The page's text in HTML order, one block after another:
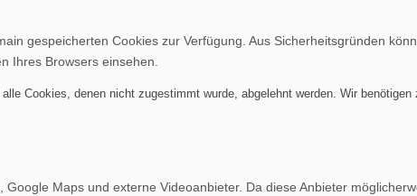
gespeicherten Cookies zur Verfügung. Aus Sicherheitsgründen
Ihres Browsers einsehen.
Cookies, denen nicht zugestimmt wurde, abgelehnt werden. Wir
Maps und externe Videoanbieter. Da diese Anbieter